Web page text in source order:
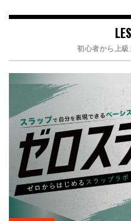
初心者から上